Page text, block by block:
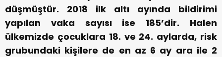
düşmüştür. 2018 ilk altı ayında bildirimi
yapılan vaka sayısı ise 185’dir. Halen
ülkemizde çocuklara 18. ve 24. aylarda, risk
grubundaki kişilere de en az 6 ay ara ile 2